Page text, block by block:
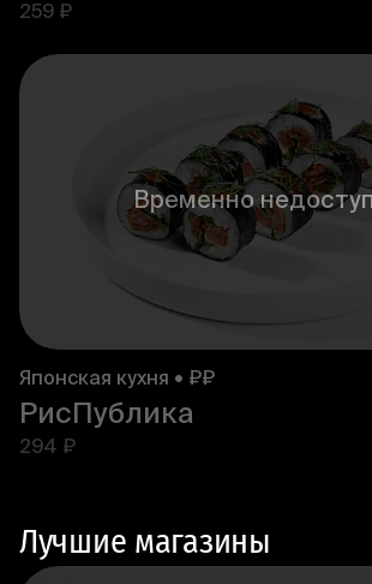
259 ₽
Временно
Японская кухня • ₽₽
РисПублика
294 ₽
Лучшие магазины